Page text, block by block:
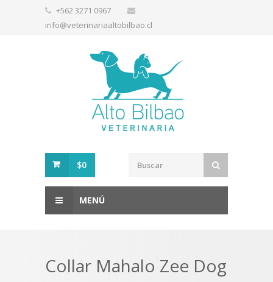
+562 3271 0967
info@veterinariaaltobilbao.cl
$0
MENÚ
Collar Mahalo Zee Dog